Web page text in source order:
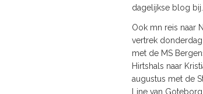
dagelijkse blog bij.
Ook mn reis naar
vertrek
met de MS
Hirtshals naar
augustus met de
Line van